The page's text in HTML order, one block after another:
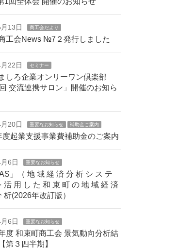
13日 商工会だより
工会News №7２発行しました
22日 セミナー
しろ企業オンリーワン倶楽部
回 交流連携サロン」開催のお知ら
20日 重要なお知らせ 補助金ご案内
度起業支援事業費補助金のご案内
6日 重要なお知らせ
」（ 地 域 経 済 分 析 シ ス テ
活 ⽤ し た 和 束 町 の 地 域 経 済
析(2026年改訂版）
6日 重要なお知らせ
度 和束町商工会 景気動向分析結
第３四半期】